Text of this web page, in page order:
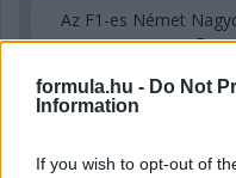
formula.hu - Do Not
Information
If you wish to opt-out of
Az F1-es Német